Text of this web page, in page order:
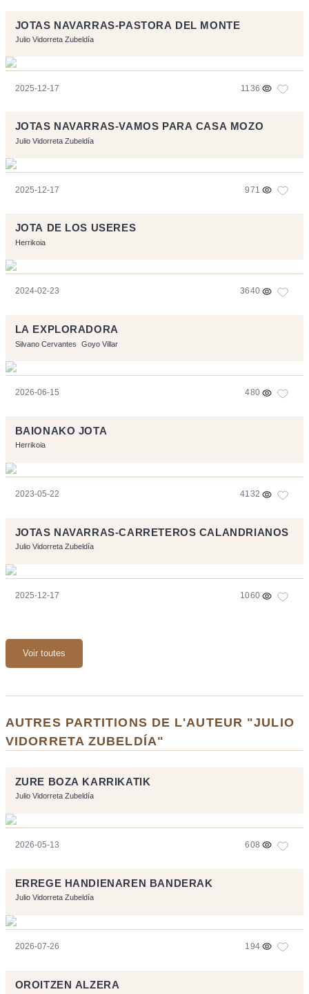
JOTAS NAVARRAS-PASTORA DEL MONTE
Julio Vidorreta Zubeldía
2025-12-17 1136
JOTAS NAVARRAS-VAMOS PARA CASA MOZO
Julio Vidorreta Zubeldía
2025-12-17 971
JOTA DE LOS USERES
Herrikoia
2024-02-23 3640
LA EXPLORADORA
Silvano Cervantes Goyo Villar
2026-06-15 480
BAIONAKO JOTA
Herrikoia
2023-05-22 4132
JOTAS NAVARRAS-CARRETEROS CALANDRIANOS
Julio Vidorreta Zubeldía
2025-12-17 1060
Voir toutes
AUTRES PARTITIONS DE L'AUTEUR "JULIO
VIDORRETA ZUBELDÍA"
ZURE BOZA KARRIKATIK
Julio Vidorreta Zubeldía
2026-05-13 608
ERREGE HANDIENAREN BANDERAK
Julio Vidorreta Zubeldía
2026-07-26 194
OROITZEN ALZERA